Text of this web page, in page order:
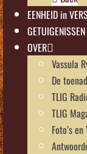
EENHEID in
GETUIGENISSEN
OVER
Vassula
De
TLIG
TLIG
Foto’s en